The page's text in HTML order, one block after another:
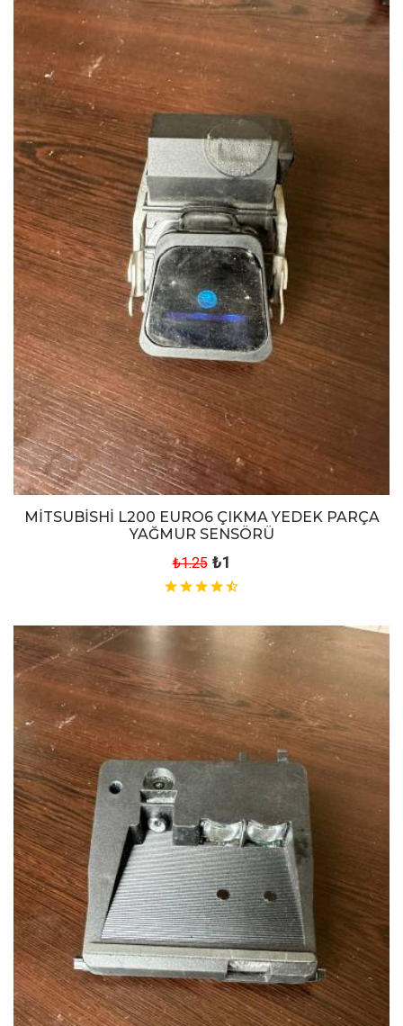
MİTSUBİSHİ L200 EURO6 ÇIKMA YEDEK PARÇA
YAĞMUR SENSÖRÜ
₺1.25 ₺1